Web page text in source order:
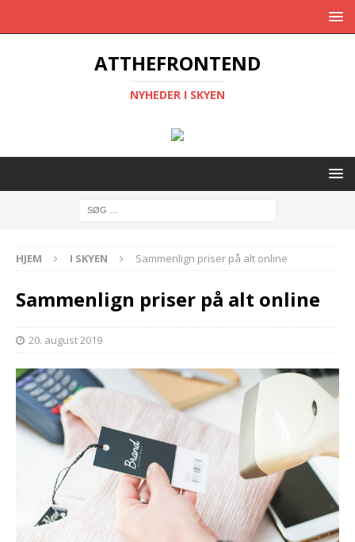
ATTHEFRONTEND
NYHEDER I SKYEN
HJEM I SKYEN Sammenlign priser på alt online
Sammenlign priser på alt online
20. august 2019